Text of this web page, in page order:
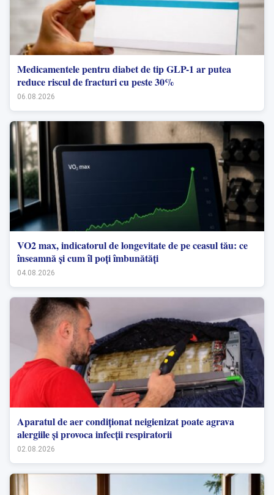
Medicamentele pentru diabet de tip GLP-1 ar putea
reduce riscul de fracturi cu peste 30%
06.08.2026
VO2 max, indicatorul de longevitate de pe ceasul tău: ce
înseamnă și cum îl poți îmbunătăți
04.08.2026
Aparatul de aer condiționat neigienizat poate agrava
alergiile și provoca infecții respiratorii
02.08.2026